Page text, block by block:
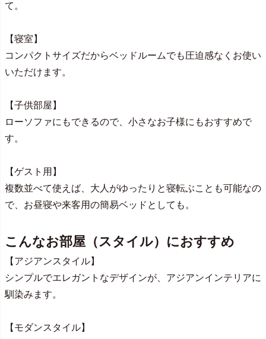
て。
【寝室】
コンパクトサイズだからベッドルームでも圧迫感なくお使い
いただけます。
【子供部屋】
ローソファにもできるので、小さなお子様にもおすすめで
す。
【ゲスト用】
複数並べて使えば、大人がゆったりと寝転ぶことも可能なの
で、お昼寝や来客用の簡易ベッドとしても。
こんなお部屋（スタイル）におすすめ
【アジアンスタイル】
シンプルでエレガントなデザインが、アジアンインテリアに
馴染みます。
【モダンスタイル】